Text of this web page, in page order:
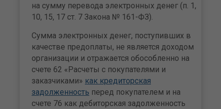
на сумму перевода электронных денег (п. 1,
10, 15, 17 ст. 7 Закона № 161-ФЗ).
Сумма электронных денег, поступивших в
качестве предоплаты, не является доходом
организации и отражается обособленно на
счете 62 «Расчеты с покупателями и
заказчиками» как кредиторская
задолженность перед покупателем и на
счете 76 как дебиторская задолженность